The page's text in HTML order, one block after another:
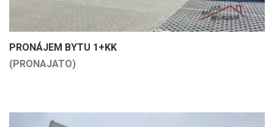
PRONÁJEM BYTU 1+KK
(PRONAJATO)